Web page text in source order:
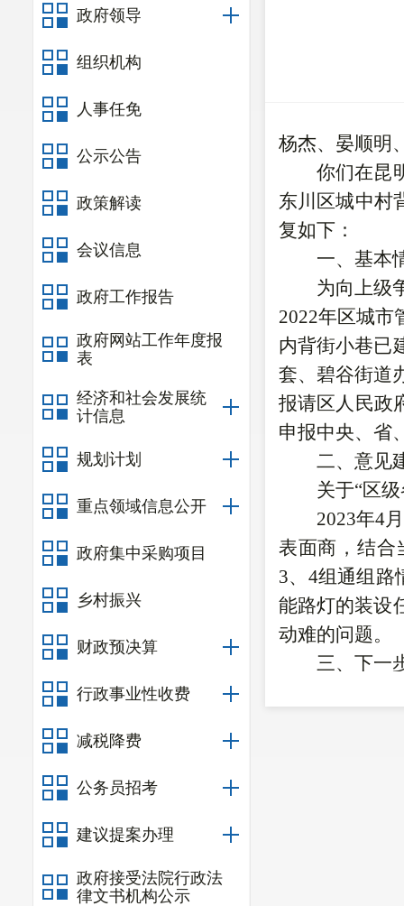
政府领导
组织机构
人事任免
公示公告
政策解读
会议信息
政府工作报告
政府网站工作年度报
表
经济和社会发展统
计信息
规划计划
重点领域信息公开
政府集中采购项目
乡村振兴
财政预决算
行政事业性收费
减税降费
公务员招考
建议提案办理
政府接受法院行政法
律文书机构公示
杨杰、晏顺明
你们在昆
东川区城中村
复如下：
一、基本
为向上级
2022年区城市
内背街小巷已
套、碧谷街道
报请区人民政
申报中央、省
二、意见
关于“区
2023年4月
表面商，结合
3、 4组通组路
能路灯的装设
动难的问题。
三、下一